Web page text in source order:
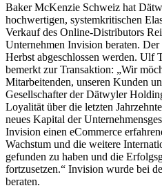
Baker McKenzie Schweiz hat
hochwertigen, systemkritischen
Verkauf des Online-Distributors
Unternehmen Invision beraten.
Herbst abgeschlossen werden. Ulf
bemerkt zur Transaktion: „Wir
Mitarbeitenden, unseren Kunden
Gesellschafter der Dätwyler
Loyalität über die letzten
neues Kapital der
Invision einen eCommerce
Wachstum und die weitere
gefunden zu haben und die
fortzusetzen.“ Invision wurde bei
beraten.